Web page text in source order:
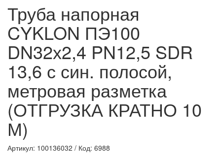
Труба напорная
CYKLON ПЭ100
DN32х2,4 PN12,5 SDR
13,6 с син. полосой,
метровая разметка
(ОТГРУЗКА КРАТНО 10
М)
Артикул: 100136032 / Код: 6988